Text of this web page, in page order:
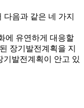
음과 같은 네 가지
에 유연하게 대응할
장기발전계획을 지
발전계획이 안고 있